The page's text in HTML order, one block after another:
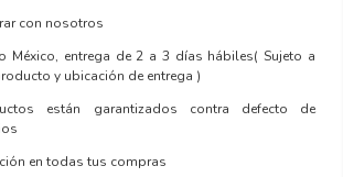
con nosotros
México, entrega de 2 a 3 días hábiles( Sujeto a
y ubicación de entrega )
están garantizados contra defecto de
en todas tus compras